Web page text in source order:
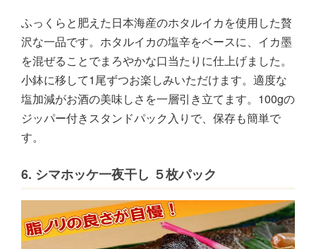
ふっくらと肥えた日本海産のホタルイカを使用した贅
沢な一品です。ホタルイカの塩辛をベースに、イカ墨
を混ぜることでまろやかな口当たりに仕上げました。
小鉢に移して1尾ずつお楽しみいただけます。適度な
塩加減がお酒の美味しさを一層引き立てます。100gの
ジッパー付きスタンドパック入りで、保存も簡単で
す。
6. シマホッケ一夜干し ５枚パック